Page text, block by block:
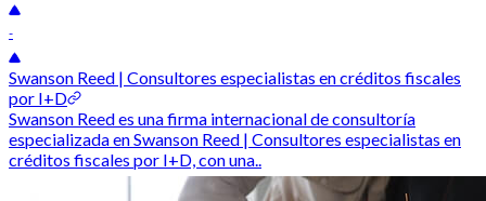
-
Swanson Reed | Consultores especialistas en créditos fiscales
por I+D
Swanson Reed es una firma internacional de consultoría
especializada en Swanson Reed | Consultores especialistas en
créditos fiscales por I+D, con una..